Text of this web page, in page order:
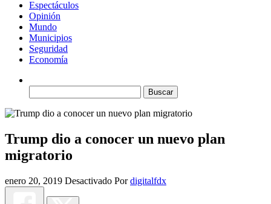
Espectáculos
Opinión
Mundo
Municipios
Seguridad
Economía
Trump dio a conocer un nuevo plan
migratorio
enero 20, 2019 Desactivado Por digitalfdx